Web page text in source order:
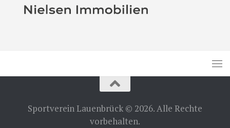
Sportverein Lauenbrück © 2026. Alle Rechte
vorbehalten.